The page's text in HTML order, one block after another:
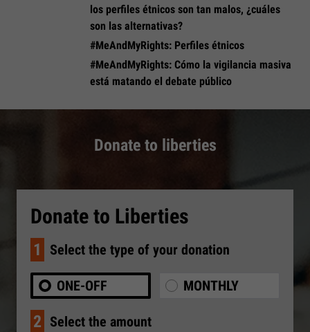
los perfiles étnicos son tan malos, ¿cuáles
son las alternativas?
#MeAndMyRights: Perfiles étnicos
#MeAndMyRights: Cómo la vigilancia masiva
está matando el debate público
Donate to liberties
Donate to Liberties
1 Select the type of your donation
ONE-OFF MONTHLY
2 Select the amount